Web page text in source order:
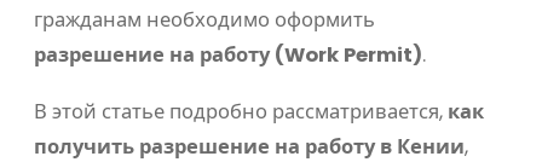
гражданам необходимо оформить
разрешение на работу (Work Permit).
В этой статье подробно рассматривается, как
получить разрешение на работу в Кении,